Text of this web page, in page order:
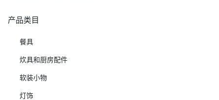
产品类目
餐具
炊具和厨房配件
软装小物
灯饰